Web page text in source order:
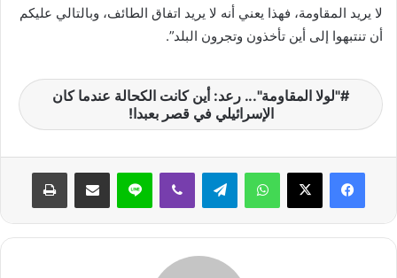
لا يريد المقاومة، فهذا يعني أنه لا يريد اتفاق الطائف، وبالتالي عليكم
أن تنتبهوا إلى أين تأخذون وتجرون البلد”.
"لولا المقاومة"... رعد: أين كانت الكحالة عندما كان
الإسرائيلي في قصر بعبدا!
واتساب لاين